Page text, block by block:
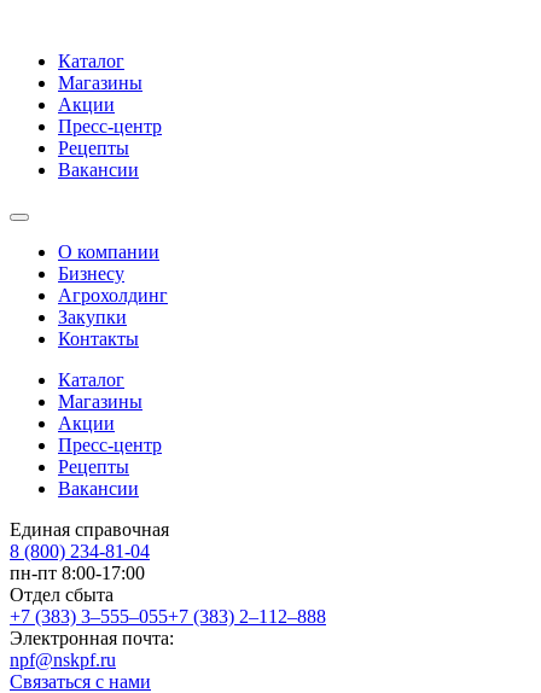
Каталог
Магазины
Акции
Пресс-центр
Рецепты
Вакансии
О компании
Бизнесу
Агрохолдинг
Закупки
Контакты
Каталог
Магазины
Акции
Пресс-центр
Рецепты
Вакансии
Единая справочная
8 (800) 234-81-04
пн-пт 8:00-17:00
Отдел сбыта
+7 (383) 3‒555‒055+7 (383) 2‒112‒888
Электронная почта:
npf@nskpf.ru
Связаться с нами